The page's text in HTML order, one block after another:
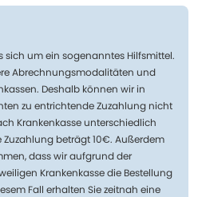
sich um ein sogenanntes Hilfsmittel.
Abrechnungsmodalitäten und
Deshalb können wir in
zu entrichtende Zuzahlung nicht
Krankenkasse unterschiedlich
beträgt 10€. Außerdem
dass wir aufgrund der
Krankenkasse die Bestellung
Fall erhalten Sie zeitnah eine